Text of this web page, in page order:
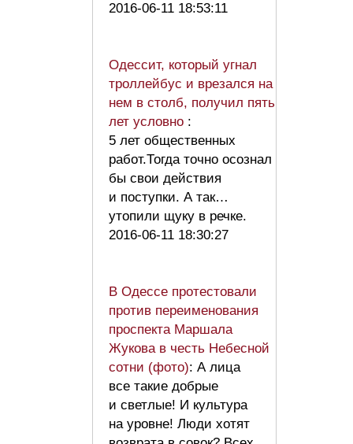
2016-06-11 18:53:11
Одессит, который угнал
троллейбус и врезался на
нем в столб, получил пять
лет условно :
5 лет общественных
работ.Тогда точно осознал
бы свои действия
и поступки. А так…
утопили щуку в речке.
2016-06-11 18:30:27
В Одессе протестовали
против переименования
проспекта Маршала
Жукова в честь Небесной
сотни (фото): А лица
все такие добрые
и светлые! И культура
на уровне! Люди хотят